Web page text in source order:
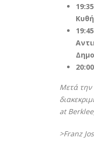
Μετά την
at
>Franz